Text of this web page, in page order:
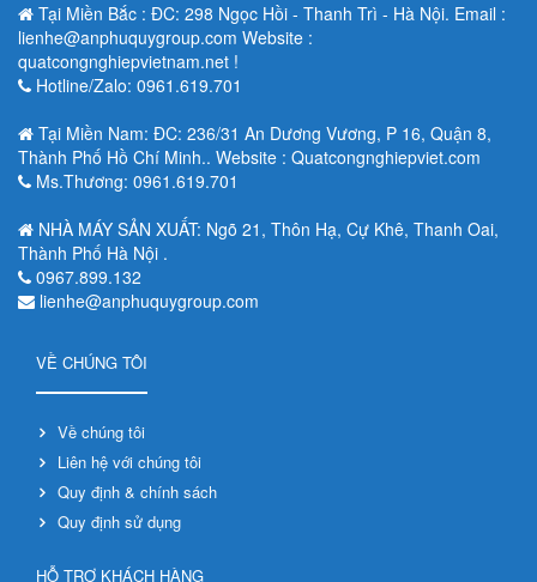
Tại Miền Bắc : ĐC: 298 Ngọc Hồi - Thanh Trì - Hà Nội. Email :
lienhe@anphuquygroup.com Website :
quatcongnghiepvietnam.net !
Hotline/Zalo: 0961.619.701
Tại Miền Nam: ĐC: 236/31 An Dương Vương, P 16, Quận 8,
Thành Phố Hồ Chí Minh.. Website : Quatcongnghiepviet.com
Ms.Thương: 0961.619.701
NHÀ MÁY SẢN XUẤT: Ngõ 21, Thôn Hạ, Cự Khê, Thanh Oai,
Thành Phố Hà Nội .
0967.899.132
lienhe@anphuquygroup.com
VỀ CHÚNG TÔI
Về chúng tôi
Liên hệ với chúng tôi
Quy định & chính sách
Quy định sử dụng
HỖ TRỢ KHÁCH HÀNG